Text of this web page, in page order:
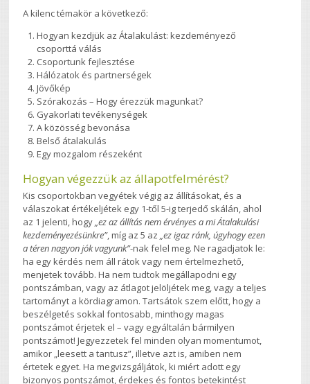
A kilenc témakör a következő:
Hogyan kezdjük az Átalakulást: kezdeményező
csoporttá válás
Csoportunk fejlesztése
Hálózatok és partnerségek
Jövőkép
Szórakozás – Hogy érezzük magunkat?
Gyakorlati tevékenységek
A közösség bevonása
Belső átalakulás
Egy mozgalom részeként
Hogyan végezzük az állapotfelmérést?
Kis csoportokban vegyétek végig az állításokat, és a
válaszokat értékeljétek egy 1-től 5-ig terjedő skálán, ahol
az 1 jelenti, hogy„ez az állítás nem érvényes a mi Átalakulási
kezdeményezésünkre”, míg az 5 az„ez igaz ránk, úgyhogy ezen
a téren nagyon jók vagyunk”-nak felel meg. Ne ragadjatok le:
ha egy kérdés nem áll rátok vagy nem értelmezhető,
menjetek tovább. Ha nem tudtok megállapodni egy
pontszámban, vagy az átlagot jelöljétek meg, vagy a teljes
tartományt a kördiagramon. Tartsátok szem előtt, hogy a
beszélgetés sokkal fontosabb, minthogy magas
pontszámot érjetek el – vagy egyáltalán bármilyen
pontszámot! Jegyezzetek fel minden olyan momentumot,
amikor „leesett a tantusz”, illetve azt is, amiben nem
értetek egyet. Ha megvizsgáljátok, ki miért adott egy
bizonyos pontszámot, érdekes és fontos betekintést